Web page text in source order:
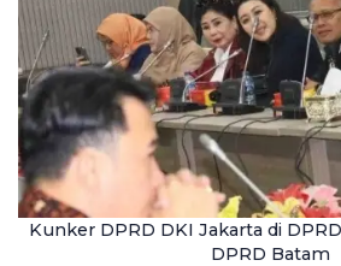
Kunker DPRD DKI Jakarta di
DPRD Batam